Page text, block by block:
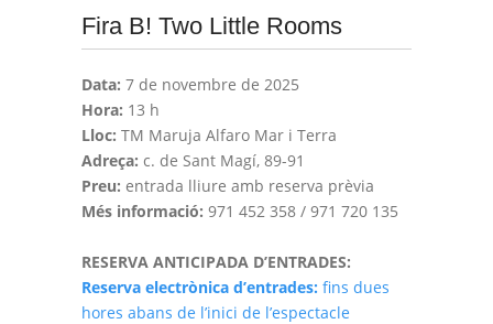
Fira B! Two Little Rooms
Data: 7 de novembre de 2025
Hora: 13 h
Lloc: TM Maruja Alfaro Mar i Terra
Adreça: c. de Sant Magí, 89-91
Preu: entrada lliure amb reserva prèvia
Més informació: 971 452 358 / 971 720 135
RESERVA ANTICIPADA D’ENTRADES:
Reserva electrònica d’entrades: fins dues
hores abans de l’inici de l’espectacle